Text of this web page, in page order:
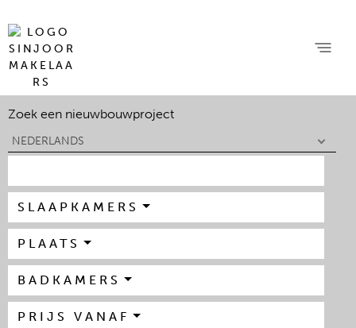
Zoek een nieuwbouwproject
NEDERLANDS
SLAAPKAMERS
PLAATS
BADKAMERS
PRIJS VANAF